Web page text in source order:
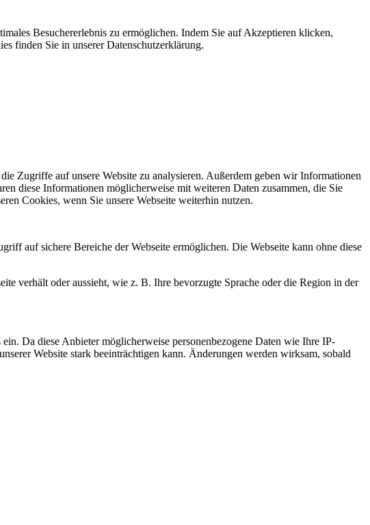
Besuchererlebnis zu ermöglichen. Indem Sie auf Akzeptieren klicken,
finden Sie in unserer Datenschutzerklärung.
Zugriffe auf unsere Website zu analysieren. Außerdem geben wir Informationen
diese Informationen möglicherweise mit weiteren Daten zusammen, die Sie
Cookies, wenn Sie unsere Webseite weiterhin nutzen.
auf sichere Bereiche der Webseite ermöglichen. Die Webseite kann ohne diese
verhält oder aussieht, wie z. B. Ihre bevorzugte Sprache oder die Region in der
Da diese Anbieter möglicherweise personenbezogene Daten wie Ihre IP-
Website stark beeinträchtigen kann. Änderungen werden wirksam, sobald